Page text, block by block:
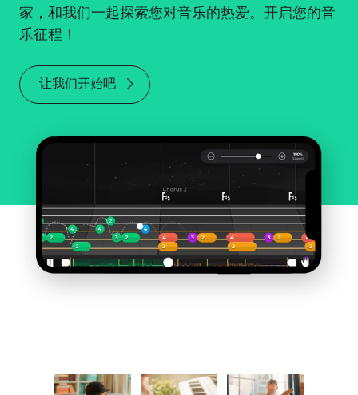
家，和我们一起探索您对音乐的热爱。开启您的音
乐征程！
让我们开始吧